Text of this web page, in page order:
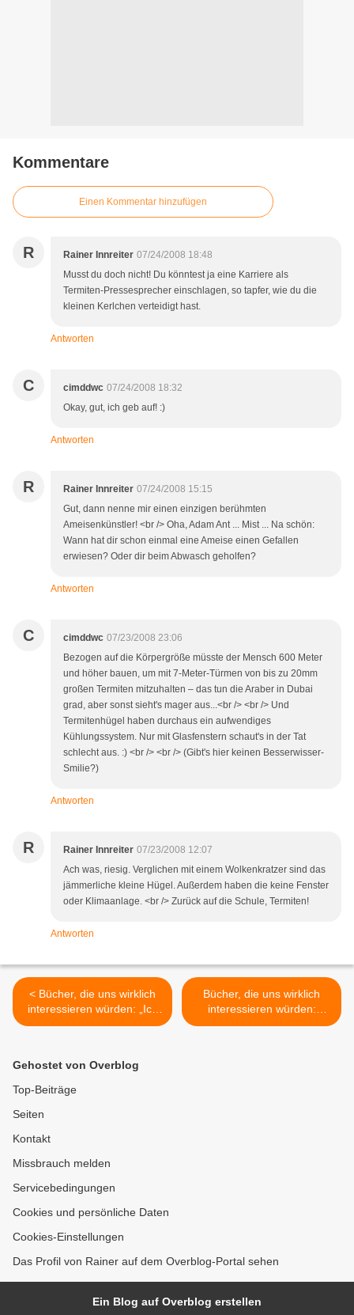
Kommentare
Einen Kommentar hinzufügen
R Rainer Innreiter 07/24/2008 18:48
Musst du doch nicht! Du könntest ja eine Karriere als
Termiten-Pressesprecher einschlagen, so tapfer, wie du die
kleinen Kerlchen verteidigt hast.
Antworten
C cimddwc 07/24/2008 18:32
Okay, gut, ich geb auf! :)
Antworten
R Rainer Innreiter 07/24/2008 15:15
Gut, dann nenne mir einen einzigen berühmten
Ameisenkünstler! <br /> Oha, Adam Ant ... Mist ... Na schön:
Wann hat dir schon einmal eine Ameise einen Gefallen
erwiesen? Oder dir beim Abwasch geholfen?
Antworten
C cimddwc 07/23/2008 23:06
Bezogen auf die Körpergröße müsste der Mensch 600 Meter
und höher bauen, um mit 7-Meter-Türmen von bis zu 20mm
großen Termiten mitzuhalten – das tun die Araber in Dubai
grad, aber sonst sieht's mager aus...<br /> <br /> Und
Termitenhügel haben durchaus ein aufwendiges
Kühlungssystem. Nur mit Glasfenstern schaut's in der Tat
schlecht aus. :) <br /> <br /> (Gibt's hier keinen Besserwisser-
Smilie?)
Antworten
R Rainer Innreiter 07/23/2008 12:07
Ach was, riesig. Verglichen mit einem Wolkenkratzer sind das
jämmerliche kleine Hügel. Außerdem haben die keine Fenster
oder Klimaanlage. <br /> Zurück auf die Schule, Termiten!
Antworten
< Bücher, die uns wirklich
interessieren würden: „Ich
weiß nicht einmal, dass ich
Bücher, die uns wirklich
interessieren würden:
„Nichts als die
Gehostet von Overblog
Top-Beiträge
Seiten
Kontakt
Missbrauch melden
Servicebedingungen
Cookies und persönliche Daten
Cookies-Einstellungen
Das Profil von Rainer auf dem Overblog-Portal sehen
Ein Blog auf Overblog erstellen